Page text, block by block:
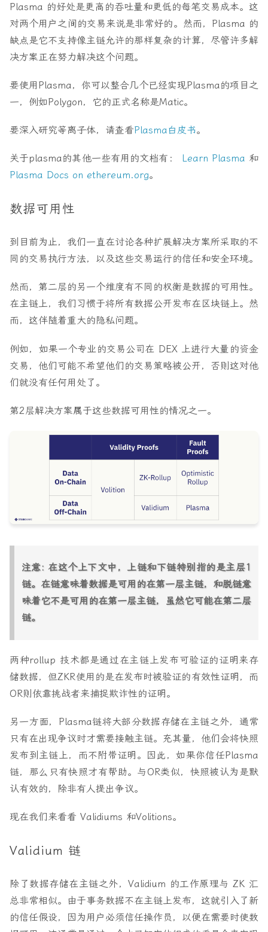
Plasma 的好处是更高的吞吐量和更低的每笔交易成本。这
对两个用户之间的交易来说是非常好的。然而，Plasma 的
缺点是它不支持像主链允许的那样复杂的计算，尽管许多解
决方案正在努力解决这个问题。
要使用Plasma，你可以整合几个已经实现Plasma的项目之
一，例如Polygon，它的正式名称是Matic。
要深入研究等离子体，请查看Plasma白皮书。
关于plasma的其他一些有用的文档有： Learn Plasma 和
Plasma Docs on ethereum.org。
数据可用性
到目前为止，我们一直在讨论各种扩展解决方案所采取的不
同的交易执行方法，以及这些交易运行的信任和安全环境。
然而，第二层的另一个维度有不同的权衡是数据的可用性。
在主链上，我们习惯于将所有数据公开发布在区块链上。然
而，这伴随着重大的隐私问题。
例如，如果一个专业的交易公司在 DEX 上进行大量的资金
交易，他们可能不希望他们的交易策略被公开，否则这对他
们就没有任何用处了。
第2层解决方案属于这些数据可用性的情况之一。
注意: 在这个上下文中，上链和下链特别指的是主层1
链。在链意味着数据是可用的在第一层主链，和脱链意
味着它不是可用的在第一层主链，虽然它可能在第二层
链。
两种rollup 技术都是通过在主链上发布可验证的证明来存
储数据，但ZKR使用的是在发布时被验证的有效性证明，而
OR则依靠挑战者来捕捉欺诈性的证明。
另一方面，Plasma链将大部分数据存储在主链之外，通常
只有在出现争议时才需要接触主链。充其量，他们会将快照
发布到主链上，而不附带证明。因此，如果你信任Plasma
链，那么只有快照才有帮助。与OR类似，快照被认为是默
认有效的，除非有人提出争议。
现在我们来看看 Validiums 和Volitions。
Validium 链
除了数据存储在主链之外，Validium 的工作原理与 ZK 汇
总非常相似。由于事务数据不在主链上发布，这就引入了新
的信任假设，因为用户必须信任操作员，以便在需要时使数